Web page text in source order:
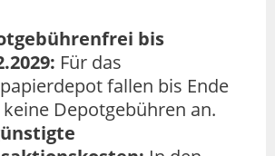
bis
Für das
fallen bis Ende
keine Depotgebühren an.